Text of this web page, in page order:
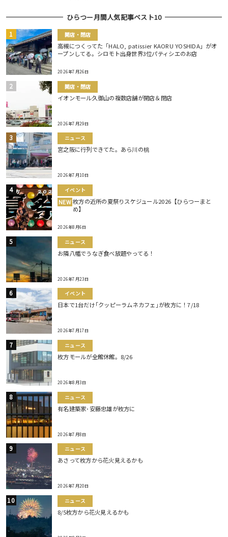
ひらつー月間人気記事ベスト10
開店・閉店
高槻につくってた「HALO, patissier KAORU YOSHIDA」がオ
ープンしてる。シロモト出身世界3位パティシエのお店
2026年7月26日
開店・閉店
イオンモール久御山の複数店舗が開店＆閉店
2026年7月29日
ニュース
宮之阪に行列できてた。あら川の桃
2026年7月10日
イベント
NEW 枚方の近所の夏祭りスケジュール2026【ひらつーまと
め】
2026年8月6日
ニュース
お隣八幡でうなぎ食べ放題やってる！
2026年7月23日
イベント
日本で1台だけ｢クッピーラムネカフェ｣が枚方に！7/18
2026年7月17日
ニュース
枚方モールが全館休館。8/26
2026年8月3日
ニュース
有名建築家･安藤忠雄が枚方に
2026年7月8日
ニュース
あさって枚方から花火見えるかも
2026年7月20日
ニュース
8/5枚方から花火見えるかも